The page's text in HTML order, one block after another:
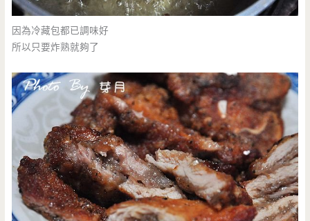
因為冷藏包都已調味好
所以只要炸熟就夠了